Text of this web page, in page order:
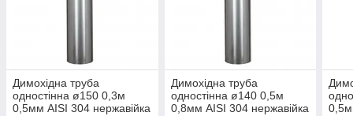
Димохідна труба
одностінна ø150 0,3м
0,5мм AISI 304 нержавійка
Димохідна труба
одностінна ø140 0,5м
0,8мм AISI 304 нержавійка